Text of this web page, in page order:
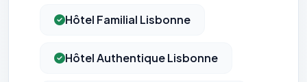
Hôtel Familial Lisbonne
Hôtel Authentique Lisbonne